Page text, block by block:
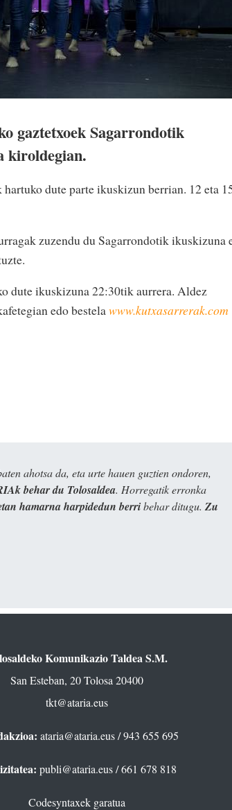
gaztetxoek Sagarrondotik
kiroldegian.
dute parte ikuskizun berrian. 12 eta
zuzendu du Sagarrondotik ikuskizuna
dute ikuskizuna 22:30tik aurrera. Aldez
edo bestelawww.kutxasarrerak.com
ahotsa da, eta urte hauen guztien ondoren,
behar du Tolosaldea. Horregatik erronka
hamarna harpidedun berribehar ditugu. Zu
Komunikazio Taldea S.M.
San Esteban, 20 Tolosa 20400
tkt@ataria.eus
ataria@ataria.eus/ 943 655 695
publi@ataria.eus/ 661 678 818
Codesyntaxek garatua